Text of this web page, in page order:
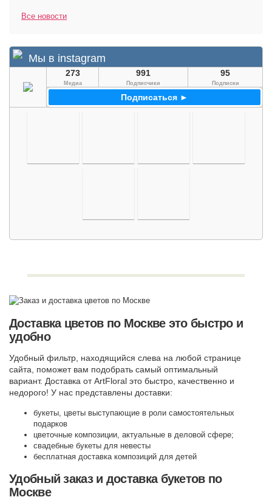
Все новости
Мы в instagram
273
Медиа
991
Подписчики
95
Подписки
Подписаться ►
Доставка цветов по Москве это быстро и
удобно
Удобный фильтр, находящийся слева на любой странице
сайта, поможет вам подобрать самый оптимальный
вариант. Доставка от ArtFloral это быстро, качественно и
недорого! У нас представлены доставки:
букеты, цветы выступающие в роли самостоятельных
подарков
цветочные композиции, актуальные в деловой сфере;
свадебные букеты для невесты
бесплатная доставка композиций для детей
Удобный заказ и доставка букетов по
Москве